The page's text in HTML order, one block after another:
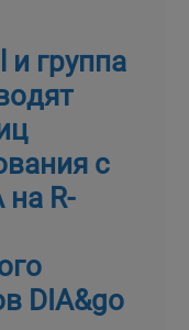
и группа
с
на R-
DIA&go